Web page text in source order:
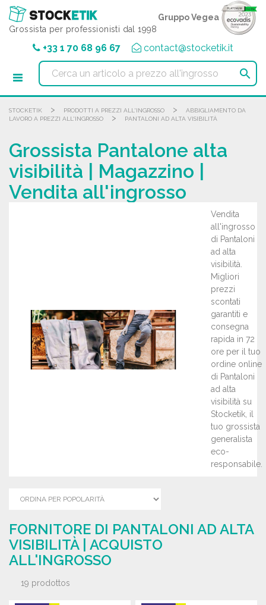
Grossista per professionisti dal 1998
Gruppo Vegea
+33 1 70 68 96 67 contact@stocketik.it

STOCKETIK > PRODOTTI A PREZZI ALL'INGROSSO >
ABBIGLIAMENTO DA
LAVORO A PREZZI ALL'INGROSSO
> PANTALONI AD ALTA VISIBILITÀ
Grossista Pantalone alta
visibilità | Magazzino |
Vendita all'ingrosso
Vendita
all'ingrosso
di Pantaloni
ad alta
visibilità.
Migliori
prezzi
scontati
garantiti e
consegna
rapida in 72
ore per il tuo
ordine online
di Pantaloni
ad alta
visibilità su
Stocketik, il
tuo grossista
generalista
eco-
responsabile.
FORNITORE DI PANTALONI AD ALTA
VISIBILITÀ | ACQUISTO
ALL'INGROSSO
19 prodottos
Pannello di gestione dei cookies